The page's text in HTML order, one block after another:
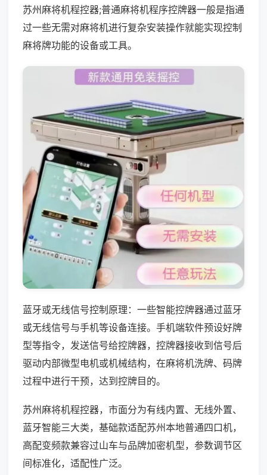
苏州麻将机程控器;普通麻将机程序控牌器一般是指通
过一些无需对麻将机进行复杂安装操作就能实现控制
麻将牌功能的设备或工具。
蓝牙或无线信号控制原理：一些智能控牌器通过蓝牙
或无线信号与手机等设备连接。手机端软件预设好牌
型等指令，发送信号给控牌器，控牌器接收到信号后
驱动内部微型电机或机械结构，在麻将机洗牌、码牌
过程中进行干预，达到控牌目的。
苏州麻将机程控器，市面分为有线内置、无线外置、
蓝牙智能三大类，基础款适配苏州本地普通四口机，
高配变频款兼容过山车与品牌加密机型，参数调节区
间标准化，适配性广泛。